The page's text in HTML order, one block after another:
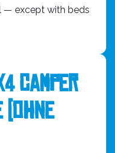
— except with beds
Camper
(ohne